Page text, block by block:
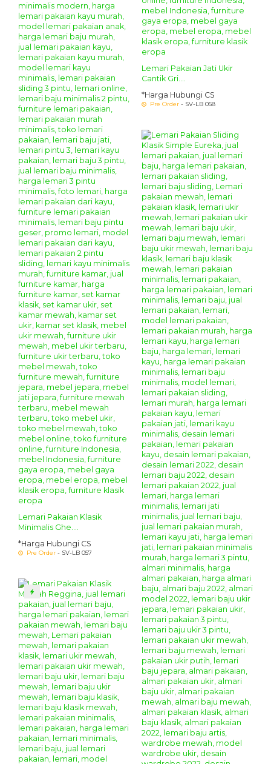
Lemari Pakaian Jati Ukir
Cantik Gri....
*Harga Hubungi CS
Pre Order - SV-LB 058
Lemari Pakaian Klasik
Minimalis Ghe....
*Harga Hubungi CS
Pre Order - SV-LB 057